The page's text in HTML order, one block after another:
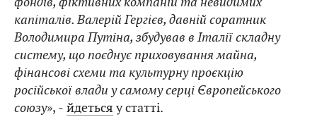
капіталів. Валерій Гергієв, давній соратник
Володимира Путіна, збудував в Італії складну
систему, що поєднує приховування майна,
фінансові схеми та культурну проєкцію
російської влади у самому серці Європейського
союзу», ‒ йдеться у статті.